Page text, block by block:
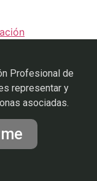
Profesional de
representar y
asociadas.